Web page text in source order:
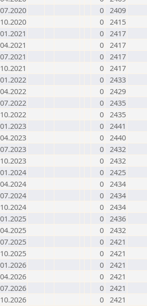
0 2409
0 2415
0 2417
0 2417
0 2417
0 2417
0 2433
0 2429
0 2435
0 2435
0 2441
0 2440
0 2432
0 2432
0 2425
0 2434
0 2434
0 2434
0 2436
0 2432
0 2421
0 2421
0 2421
0 2421
0 2421
0 2421